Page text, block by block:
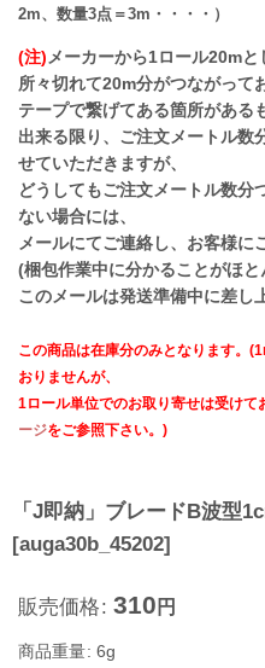
2m、数量3点＝3m・・・・）
(注) メーカーから1ロール20mと
所々切れて20m分がつながって
テープで繋げてある箇所がある
出来る限り、ご注文メートル数
せていただきますが、
どうしてもご注文メートル数分
ない場合には、
メールにてご連絡し、お客様に
(梱包作業中に分かることがほと
このメールは発送準備中に差し
この商品は在庫分のみとなります。
おりませんが、
1ロール単位でのお取り寄せは受けて
ージをご参照下さい。)
「J即納」ブレードB波型
[auga30b_45202]
販売価格: 310 円
商品重量: 6g